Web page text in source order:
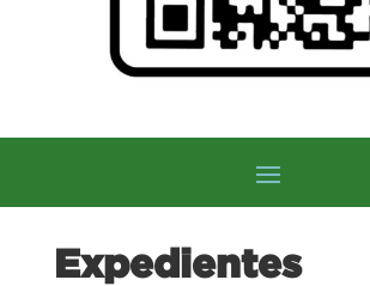
Expedientes